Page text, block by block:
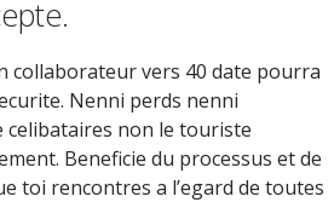
collaborateur vers 40 date pourra
Nenni perds nenni
non le touriste
Beneficie du processus et de
toi rencontres a l’egard de toutes